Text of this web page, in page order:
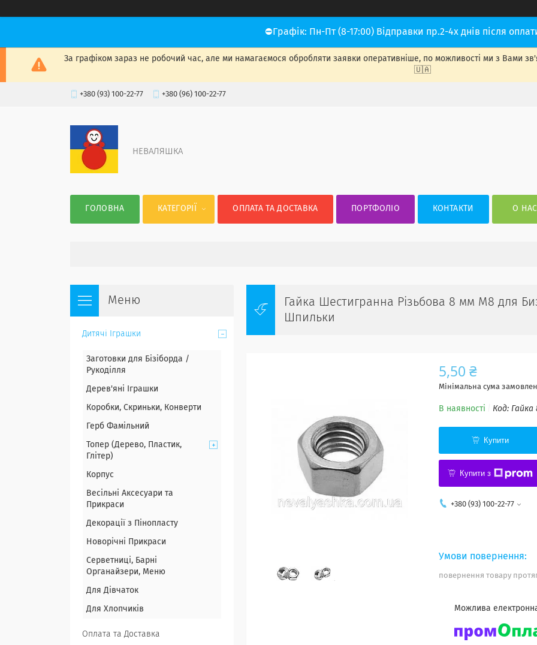
⛔Графік: Пн-Пт (8-17:00) Відправки пр.2-4х днів після
За графіком зараз не робочий час, але ми намагаємося обробляти заявки оперативніше, по можливості ми з Вами
🇺🇦
+380 (93) 100-22-77 +380 (96) 100-22-77
НЕВАЛЯШКА
ГОЛОВНА КАТЕГОРІЇ ОПЛАТА ТА ДОСТАВКА ПОРТФОЛІО КОНТАКТИ О НАС
Гайка Шестигранна Різьбова 8 мм М8 для
Шпильки
5,50 ₴
Мінімальна сума
В наявності Код: Гайка
Купити
Купити з
+380 (93) 100-22-77
повернення товару
Дитячі Іграшки
Заготовки для Бізіборда /
Рукоділля
Дерев'яні Іграшки
Коробки, Скриньки, Конверти
Герб Фамільний
Топер (Дерево, Пластик,
Глітер)
Корпус
Весільні Аксесуари та
Прикраси
Декорації з Пінопласту
Новорічні Прикраси
Серветниці, Барні
Органайзери, Меню
Для Дівчаток
Для Хлопчиків
Оплата та Доставка